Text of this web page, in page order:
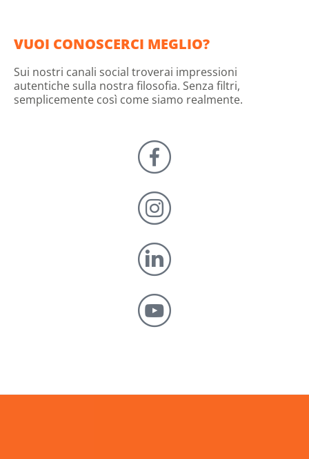
VUOI CONOSCERCI MEGLIO?
Sui nostri canali social troverai impressioni
autentiche sulla nostra filosofia. Senza filtri,
semplicemente così come siamo realmente.